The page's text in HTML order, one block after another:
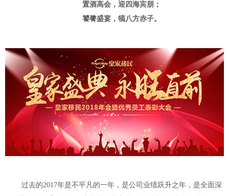
置酒高会，迎四海宾朋；
饕餮盛宴，犒八方赤子。
过去的2017年是不平凡的一年，是公司业绩跃升之年，是全面深